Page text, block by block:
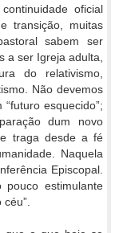
oficial
transição, muitas
sabem ser
a ser Igreja adulta,
do relativismo,
Não devemos
esquecido”;
dum novo
traga desde a fé
Naquela
Episcopal.
estimulante